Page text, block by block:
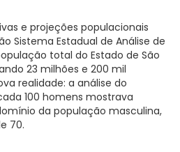
e projeções populacionais
Sistema Estadual de Análise de
total do Estado de São
23 milhões e 200 mil
realidade: a análise do
100 homens mostrava
da população masculina,
70.